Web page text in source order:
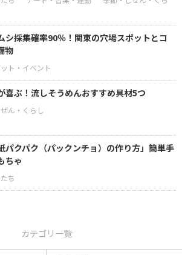
シ採集確率90％！関東の穴場スポットとコ
物
喜ぶ！流しそうめんおすすめ具材5つ
パクパク（パックンチョ）の作り方」簡単手
ちゃ
カテゴリ一覧